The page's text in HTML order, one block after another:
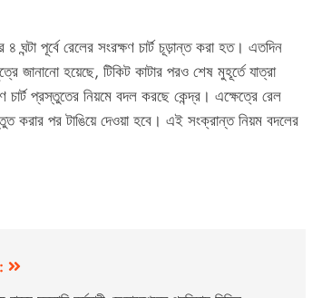
ঘন্টা পূর্বে রেলের সংরক্ষণ চার্ট চূড়ান্ত করা হত। এতদিন
হয়েছে, টিকিট কাটার পরও শেষ মুহূর্তে যাত্রা
প্রস্তুতের নিয়মে বদল করছে কেন্দ্র। এক্ষেত্রে রেল
করার পর টাঙিয়ে দেওয়া হবে। এই সংক্রান্ত নিয়ম বদলের